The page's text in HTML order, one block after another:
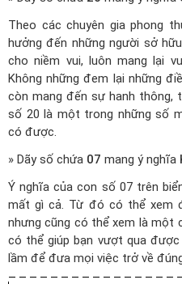
Theo các chuyên gia phong
hưởng đến những người sở
cho niềm vui, luôn mang lại
Không những đem lại những
còn mang đến sự hanh thông,
số 20 là một trong những số
có được.
» Dãy số chứa 07 mang ý nghĩa
Ý nghĩa của con số 07 trên
mất gì cả. Từ đó có thể xem
nhưng cũng có thể xem là một
có thể giúp bạn vượt qua
lầm để đưa mọi việc trở về